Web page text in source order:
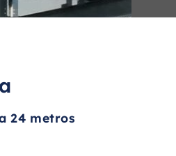
24 metros